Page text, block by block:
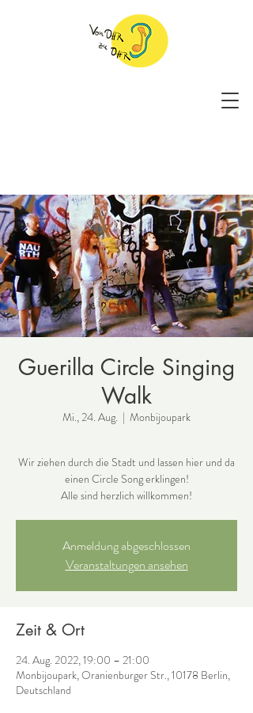
Guerilla Circle Singing
Walk
Mi., 24. Aug.
  |
Monbijoupark
Wir ziehen durch die Stadt und lassen hier und da
einen Circle Song erklingen!
Alle sind herzlich willkommen!
Anmeldung abgeschlossen
Veranstaltungen ansehen
Zeit & Ort
24. Aug. 2022, 19:00 – 21:00
Monbijoupark, Oranienburger Str., 10178 Berlin,
Deutschland